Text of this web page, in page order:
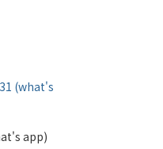
(what's
app)